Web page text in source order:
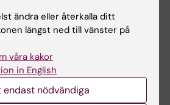
29 jul 2026
ändra eller återkalla ditt
längst ned till vänster på
våra kakor
in English
endast nödvändiga